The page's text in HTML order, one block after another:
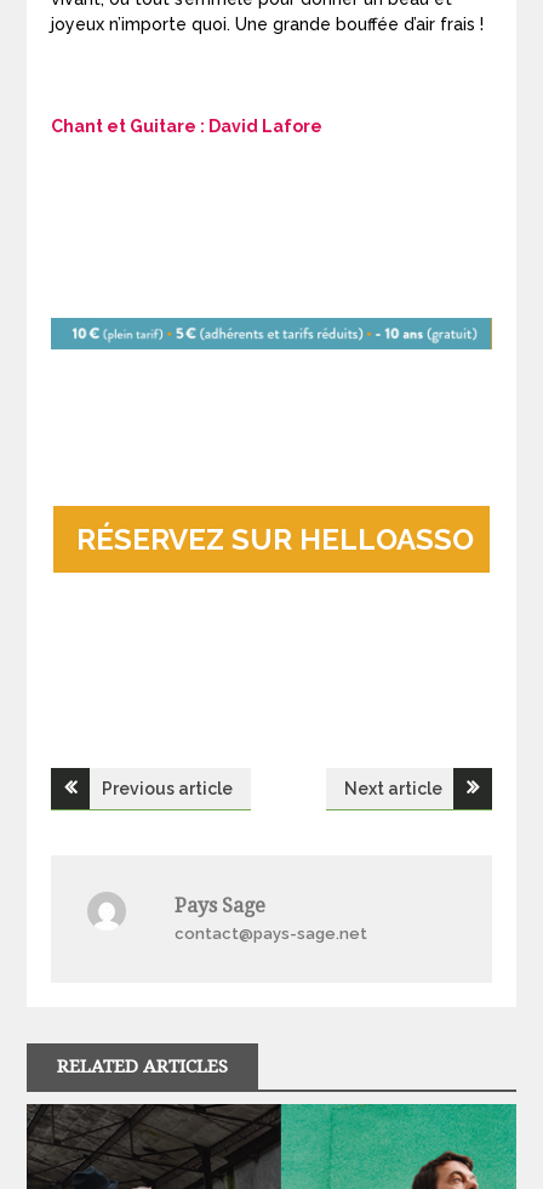
joyeux n’importe quoi. Une grande bouffée d’air frais !
Chant et Guitare : David Lafore
RÉSERVEZ SUR HELLOASSO
Navigation
l’article
Previous article Next article
Pays Sage
contact@pays-sage.net
RELATED ARTICLES